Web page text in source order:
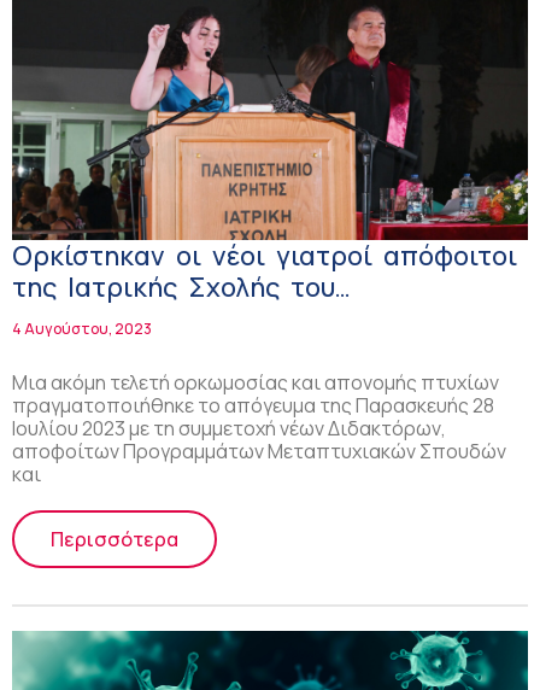
Ορκίστηκαν οι νέοι γιατροί απόφοιτοι
της Ιατρικής Σχολής του
Πανεπιστημίου Κρήτης!
4 Αυγούστου, 2023
Mια ακόμη τελετή ορκωμοσίας και απονομής πτυχίων
πραγματοποιήθηκε το απόγευμα της Παρασκευής 28
Ιουλίου 2023 με τη συμμετοχή νέων Διδακτόρων,
αποφοίτων Προγραμμάτων Μεταπτυχιακών Σπουδών
και
Περισσότερα